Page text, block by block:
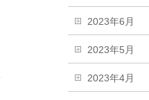
2023年6月
2023年5月
2023年4月